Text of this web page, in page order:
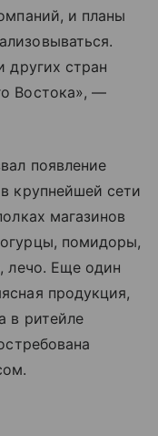
и планы
других стран
Востока», —
появление
крупнейшей сети
магазинов
помидоры,
лечо. Еще один
продукция,
в ритейле